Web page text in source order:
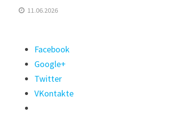
11.06.2026
Поделиться
"Особый
противопожарный
режим
ввели
Facebook
Google+
Twitter
VKontakte